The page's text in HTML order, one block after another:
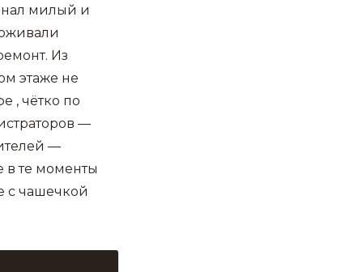
милый и
Из
этаже не
, чётко по
—
—
в те моменты
с чашечкой